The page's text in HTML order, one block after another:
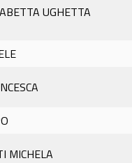
UGHETTA
MICHELA